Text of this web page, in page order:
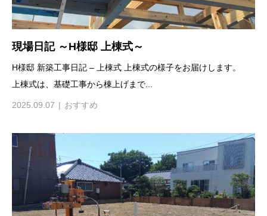
現場日記 ～H様邸 上棟式～
H様邸 新築工事日記 – 上棟式 上棟式の様子をお届けします。
上棟式は、基礎工事から棟上げまで...
2025.09.07 おすすめ